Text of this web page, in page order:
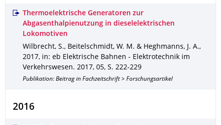
Thermoelektrische Generatoren zur
Abgasenthalpienutzung in dieselelektrischen
Lokomotiven
Wilbrecht, S., Beitelschmidt, W. M. & Heghmanns, J. A.,
2017, in: eb Elektrische Bahnen - Elektrotechnik im
Verkehrswesen. 2017, 05, S. 222-229
Publikation: Beitrag in Fachzeitschrift > Forschungsartikel
2016